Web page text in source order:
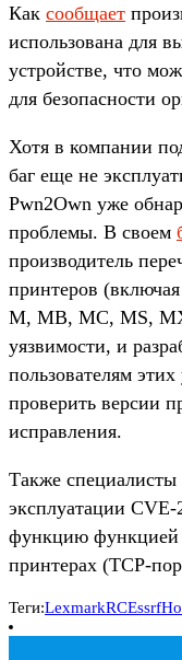
Как сообщает
использована для
устройстве, что
для безопасности
Хотя в компании
баг еще не
Pwn2Own уже
проблемы. В своем
производитель
принтеров
M, MB, MC, MS,
уязвимости, и
пользователям
проверить версии
исправления.
Также
эксплуатации
функцию функцией
принтерах (TCP-
Теги:LexmarkRCEssrf